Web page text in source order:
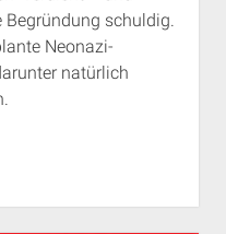
schuldig.
Neonazi-
natürlich